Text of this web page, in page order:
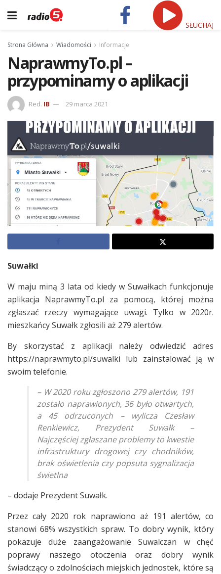
SŁUCHAJ
Strona Główna Wiadomości Informacje
NaprawmyTo.pl –
przypominamy o aplikacji
Red. IB 29 marca 2021
Suwałki
W maju miną 3 lata od kiedy w Suwałkach funkcjonuje
aplikacja NaprawmyTo.pl za pomocą, której można
zgłaszać rzeczy wymagające uwagi. Tylko w 2020r.
mieszkańcy Suwałk zgłosili aż 279 alertów.
By skorzystać z aplikacji należy odwiedzić adres
https://naprawmyto.pl/suwalki lub zainstalować ją w
swoim telefonie.
– W 2020 roku zgłoszono 279 alertów, 191
zostało naprawionych, 36 było otwartych,
a 45 odrzuconych – wylicza Czesław
Renkiewicz, Prezydent Suwałk –
Najczęściej zgłaszane problemy to kwestie
infrastruktury drogowej czy chodników,
brak oświetlenia czy popsuta sygnalizacja
świetlna
– dodaje Prezydent Suwałk.
Przez cały 2020 rok naprawiono aż 191 alertów, co
stanowi 68% wszystkich spraw. To dobry wynik, który
pokazuje duże zaangażowanie Suwalczan w chęć
poprawy naszego otoczenia oraz dobry wynik
świadczący o zdolnościach miejskich jednostek, które są